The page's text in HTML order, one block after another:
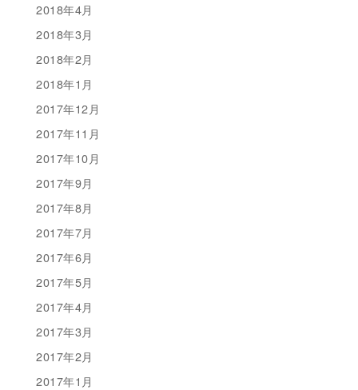
2018年4月
2018年3月
2018年2月
2018年1月
2017年12月
2017年11月
2017年10月
2017年9月
2017年8月
2017年7月
2017年6月
2017年5月
2017年4月
2017年3月
2017年2月
2017年1月